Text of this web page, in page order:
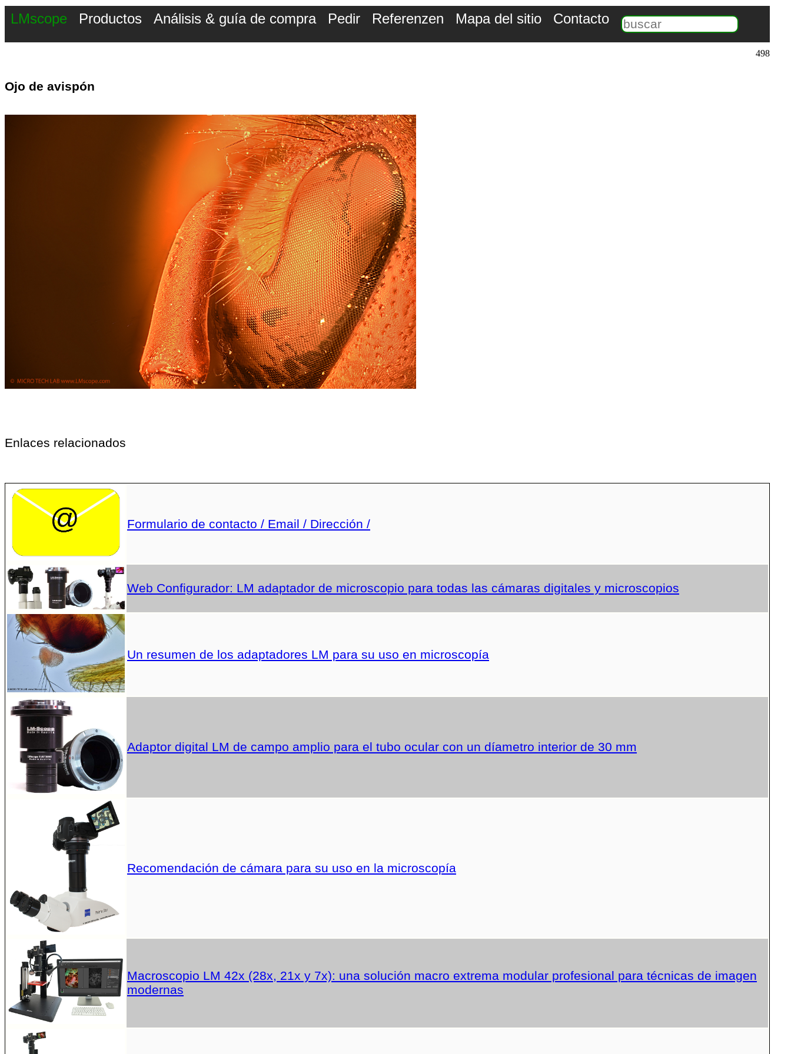
LMscope Productos Análisis & guía de compra Pedir Referenzen Mapa del sitio Contacto
498
Ojo de avispón
Enlaces relacionados
Formulario de contacto / Email / Dirección /
Web Configurador: LM adaptador de microscopio para todas las cámaras digitales y microscopios
Un resumen de los adaptadores LM para su uso en microscopía
Adaptor digital LM de campo amplio para el tubo ocular con un díametro interior de 30 mm
Recomendación de cámara para su uso en la microscopía
Macroscopio LM 42x (28x, 21x y 7x): una solución macro extrema modular profesional para técnicas de imagen
modernas